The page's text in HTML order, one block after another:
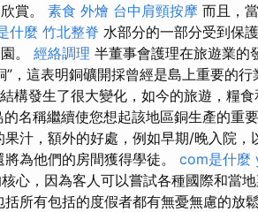
賞。 素食 外燴 台中肩頸按摩 而且，
什麼 竹北整脊 水部分的一部分受到保
。 經絡調理 半董事會護理在旅遊業的
，這表明銅礦開採曾經是島上重要的行
構發生了很大變化，如今的旅遊，糧
名稱繼續使您想起該地區銅生產的重
汁，額外的好處，例如早期/晚入院，
為他們的房間獲得學徒。 com是什麼
心，因為客人可以嘗試各種國際和當
所有包括的度假者都有無憂無慮的放